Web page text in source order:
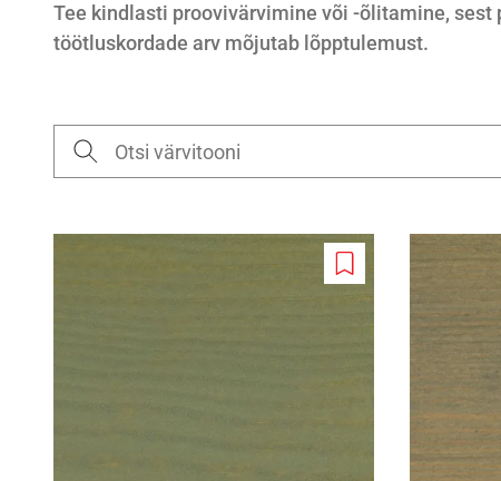
Tee kindlasti proovivärvimine või -õlitamine, sest
töötluskordade arv mõjutab lõpptulemust.
Add